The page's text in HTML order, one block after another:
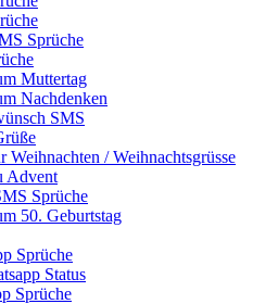
Sprüche
Muttertag
Nachdenken
SMS
Weihnachten / Weihnachtsgrüsse
Advent
Sprüche
50. Geburtstag
Sprüche
Status
Sprüche